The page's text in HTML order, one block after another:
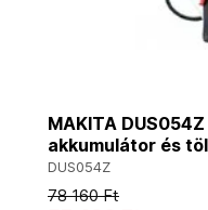
MAKITA
akkumulátor és
DUS054Z
78 160 Ft